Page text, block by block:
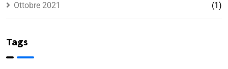
Ottobre 2021 (1)
Tags